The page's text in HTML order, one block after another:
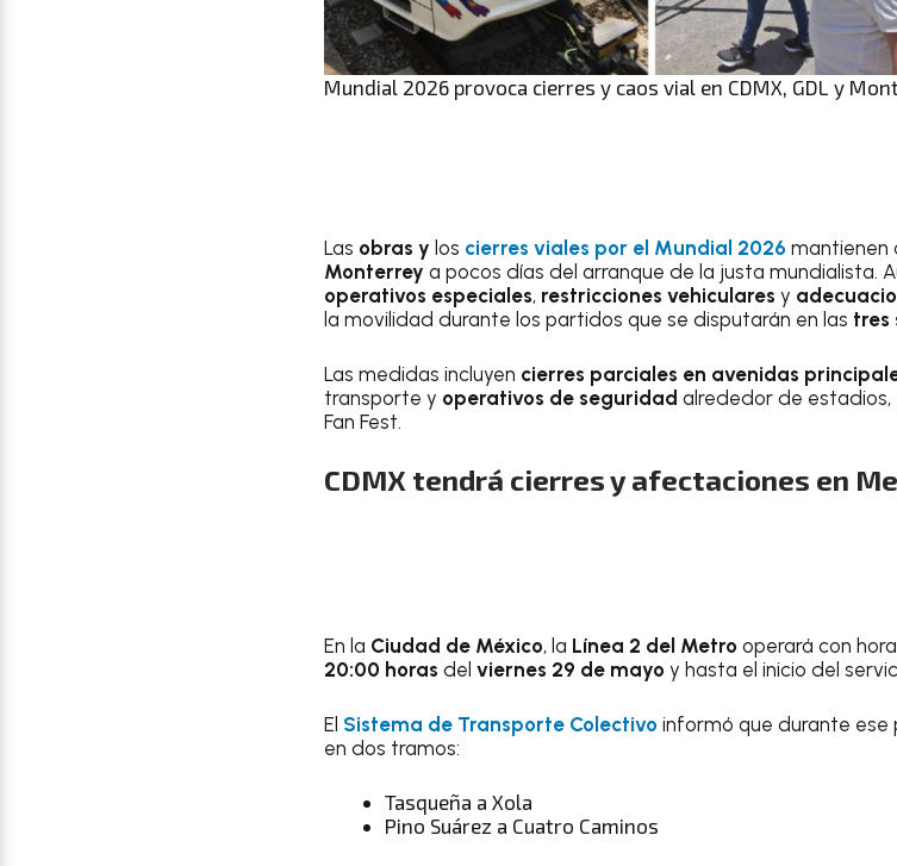
Mundial 2026 provoca cierres y caos vial en CDMX, GDL y
Las obras y los cierres viales por el Mundial 2026 mantienen
Monterrey a pocos días del arranque de la justa mundialista.
operativos especiales, restricciones vehiculares y
la movilidad durante los partidos que se disputarán en las tres
Las medidas incluyen cierres parciales en avenidas
transporte y operativos de seguridad alrededor de estadios,
Fan Fest.
CDMX tendrá cierres y afectaciones en
En la Ciudad de México, la Línea 2 del Metro operará con
20:00 horas del viernes 29 de mayo y hasta el inicio del
El Sistema de Transporte Colectivo informó que durante ese
en dos tramos:
Tasqueña a Xola
Pino Suárez a Cuatro Caminos